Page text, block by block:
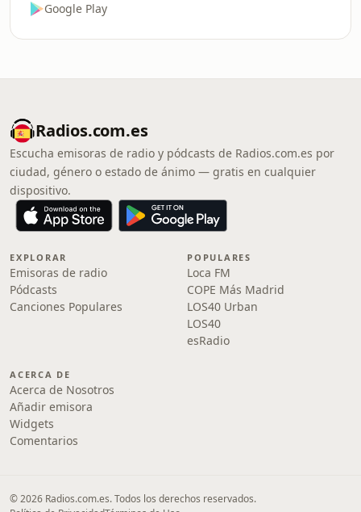
Google Play
Radios.com.es
Escucha emisoras de radio y pódcasts de Radios.com.es por
ciudad, género o estado de ánimo — gratis en cualquier
dispositivo.
EXPLORAR
Emisoras de radio
Pódcasts
Canciones Populares
POPULARES
Loca FM
COPE Más Madrid
LOS40 Urban
LOS40
esRadio
ACERCA DE
Acerca de Nosotros
Añadir emisora
Widgets
Comentarios
© 2026 Radios.com.es. Todos los derechos reservados.